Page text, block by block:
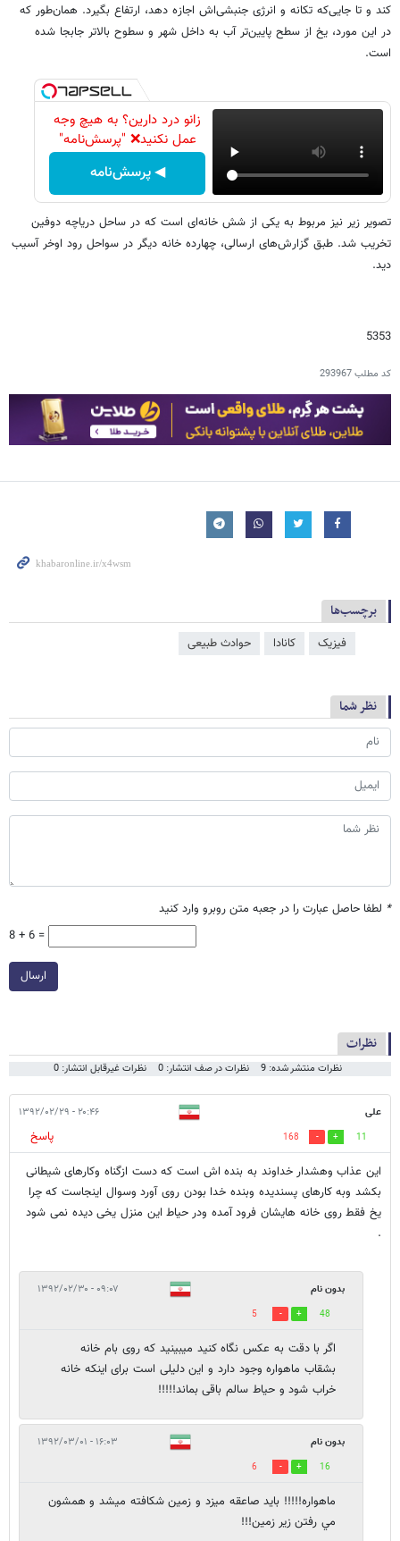
کند و تا جایی‌که تکانه‌ و انرژی جنبشی‌اش اجازه دهد، ارتفاع بگیرد. همان‌طور که
در این مورد، یخ از سطح پایین‌تر آب به داخل شهر و سطوح بالاتر جابجا شده
است.
زانو درد دارین؟ به هیچ وجه
عمل نکنید❌ "پرسش‌نامه"
◀ پرسش‌نامه
تصویر زیر نیز مربوط به یکی از شش خانه‌ای است که در ساحل دریاچه دوفین
تخریب شد. طبق گزارش‌های ارسالی، چهارده خانه دیگر در سواحل رود اوخر آسیب
دید.
5353
کد مطلب293967
برچسب‌ها
فیزیک کانادا حوادث طبیعی
نظر شما
* لطفا حاصل عبارت را در جعبه متن روبرو وارد کنید
8 + 6 =
ارسال
نظرات
نظرات منتشر شده: 9 نظرات در صف انتشار: 0 نظرات غیرقابل انتشار: 0
علی ۲۰:۴۶ - ۱۳۹۲/۰۲/۲۹
11
168
پاسخ
این عذاب وهشدار خداوند به بنده اش است که دست ازگناه وکارهای شیطانی
بکشد وبه کارهای پسندیده وبنده خدا بودن روی آورد وسوال اینجاست که چرا
یخ فقط روی خانه هایشان فرود آمده ودر حیاط این منزل یخی دیده نمی شود
.
بدون نام ۰۹:۰۷ - ۱۳۹۲/۰۲/۳۰
48
5
اگر با دقت به عکس نگاه کنید میبینید که روی بام خانه
بشقاب ماهواره وجود دارد و این دلیلی است برای اینکه خانه
خراب شود و حیاط سالم باقی بماند!!!!!
بدون نام ۱۶:۰۳ - ۱۳۹۲/۰۳/۰۱
16
6
ماهواره!!!!! بايد صاعقه ميزد و زمين شكافته ميشد و همشون
مي رفتن زير زمين!!!